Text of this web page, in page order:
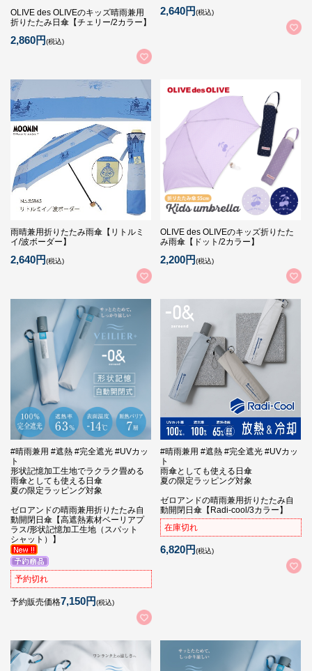
OLIVE des OLIVEのキッズ晴雨兼用
折りたたみ日傘【チェリー/2カラー】
2,860円(税込)
2,640円(税込)
雨晴兼用折りたたみ雨傘【リトルミ
イ/波ボーダー】
2,640円(税込)
OLIVE des OLIVEのキッズ折りたた
み雨傘【ドット/2カラー】
2,200円(税込)
#晴雨兼用 #遮熱 #完全遮光 #UVカッ
ト
形状記憶加工生地でラクラク畳める
雨傘としても使える日傘
夏の限定ラッピング対象
ゼロアンドの晴雨兼用折りたたみ自
動開閉日傘【高遮熱素材ベーリアプ
ラス/形状記憶加工生地（スパット
シャット）】
予約切れ
予約販売価格7,150円(税込)
#晴雨兼用 #遮熱 #完全遮光 #UVカッ
ト
雨傘としても使える日傘
夏の限定ラッピング対象
ゼロアンドの晴雨兼用折りたたみ自
動開閉日傘【Radi-cool/3カラー】
在庫切れ
6,820円(税込)